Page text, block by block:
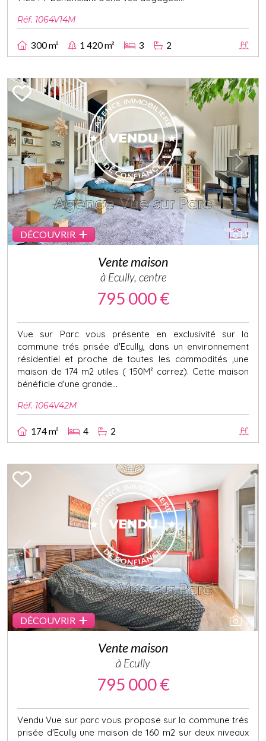
Réf. 1064V14M
300 m² 1 420 m² 3 2
Previous Next
DÉCOUVRIR 9
Vente maison
à Ecully, centre
795 000 €
Vue sur Parc vous présente en exclusivité sur la
commune trés prisée d'Ecully, dans un environnement
résidentiel et proche de toutes les commodités ,une
maison de 174 m2 utiles ( 150M² carrez). Cette maison
bénéficie d'une grande...
Réf. 1064V42M
174 m² 4 2
Previous Next
DÉCOUVRIR 7
Vente maison
à Ecully
795 000 €
Vendu Vue sur parc vous propose sur la commune trés
prisée d'Ecully une maison de 160 m2 sur deux niveaux